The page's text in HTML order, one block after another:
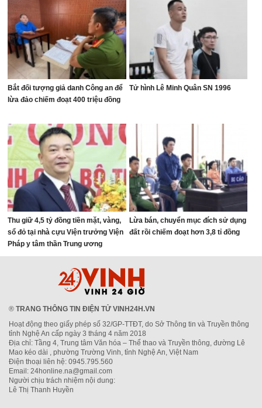
Bắt đối tượng giả danh Công an để
lừa đảo chiếm đoạt 400 triệu đồng
Tử hình Lê Minh Quân SN 1996
Thu giữ 4,5 tỷ đồng tiền mặt, vàng,
sổ đỏ tại nhà cựu Viện trưởng Viện
Pháp y tâm thần Trung ương
Lừa bán, chuyển mục đích sử dụng
đất rồi chiếm đoạt hơn 3,8 tỉ đồng
® TRANG THÔNG TIN ĐIỆN TỬ VINH24H.VN
Hoạt động theo giấy phép số 32/GP-TTĐT, do Sở Thông tin và Truyền thông
tỉnh Nghệ An cấp ngày 3 tháng 4 năm 2018
Địa chỉ: Tầng 4, Trung tâm Văn hóa – Thể thao và Truyền thông, đường Lê
Mao kéo dài , phường Trường Vinh, tỉnh Nghệ An, Việt Nam
Điện thoại liên hệ: 0945.795.560
Email: 24honline.na@gmail.com
Người chịu trách nhiệm nội dung:
Lê Thị Thanh Huyền